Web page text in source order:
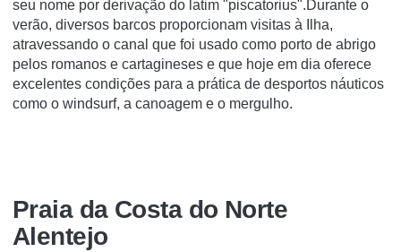
seu nome por derivação do latim "piscatorius".Durante o
verão, diversos barcos proporcionam visitas à Ilha,
atravessando o canal que foi usado como porto de abrigo
pelos romanos e cartagineses e que hoje em dia oferece
excelentes condições para a prática de desportos náuticos
como o windsurf, a canoagem e o mergulho.
Praia da Costa do Norte
Alentejo